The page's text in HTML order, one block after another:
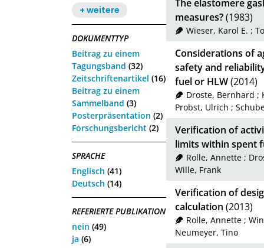
+ weitere
DOKUMENTTYP
Beitrag zu einem
Tagungsband (32)
Zeitschriftenartikel (16)
Beitrag zu einem
Sammelband (3)
Posterpräsentation (2)
Forschungsbericht (2)
SPRACHE
Englisch (41)
Deutsch (14)
REFERIERTE PUBLIKATION
nein (49)
ja (6)
The elastomere
measures?(1983)
Wieser, Karol E. ;
Considerations of
safety and
fuel or HLW(2014)
Droste, Bernhard ;
Probst, Ulrich ;
Verification of
limits within spent
Rolle, Annette;
Wille, Frank
Verification of
calculation (2013)
Rolle, Annette;
Neumeyer, Tino